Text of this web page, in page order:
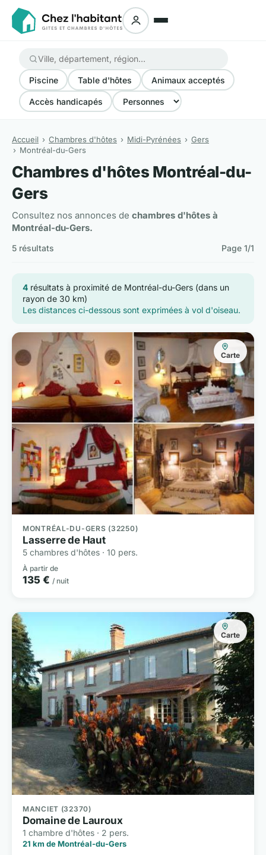
Piscine Table d'hôtes Animaux acceptés
Accès handicapés
Accueil Chambres d'hôtes Midi-Pyrénées
Gers
Montréal-du-Gers
Chambres d'hôtes Montréal-du-
Gers
Consultez nos annonces de chambres d'hôtes à
Montréal-du-Gers.
5 résultats Page 1/1
4 résultats à proximité de Montréal-du-Gers (dans un
rayon de 30 km)
Les distances ci-dessous sont exprimées à vol d'oiseau.
Carte
MONTRÉAL-DU-GERS (32250)
Lasserre de Haut
5 chambres d'hôtes · 10 pers.
À partir de
135 € / nuit
Carte
MANCIET (32370)
Domaine de Lauroux
1 chambre d'hôtes · 2 pers.
21 km de Montréal-du-Gers